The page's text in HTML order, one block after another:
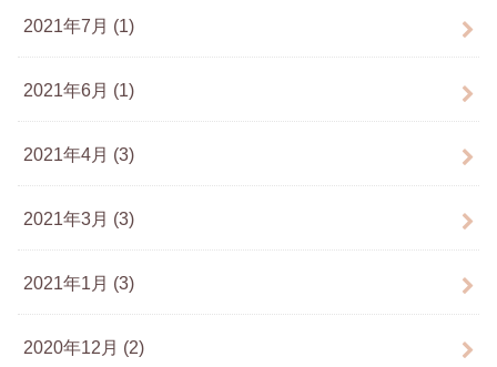
2021年7月 (1)
2021年6月 (1)
2021年4月 (3)
2021年3月 (3)
2021年1月 (3)
2020年12月 (2)